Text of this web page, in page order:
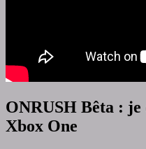
ONRUSH Bêta :
Xbox One